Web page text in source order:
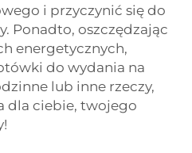
i przyczynić się do
Ponadto, oszczędzając
energetycznych,
do wydania na
lub inne rzeczy,
dla ciebie, twojego